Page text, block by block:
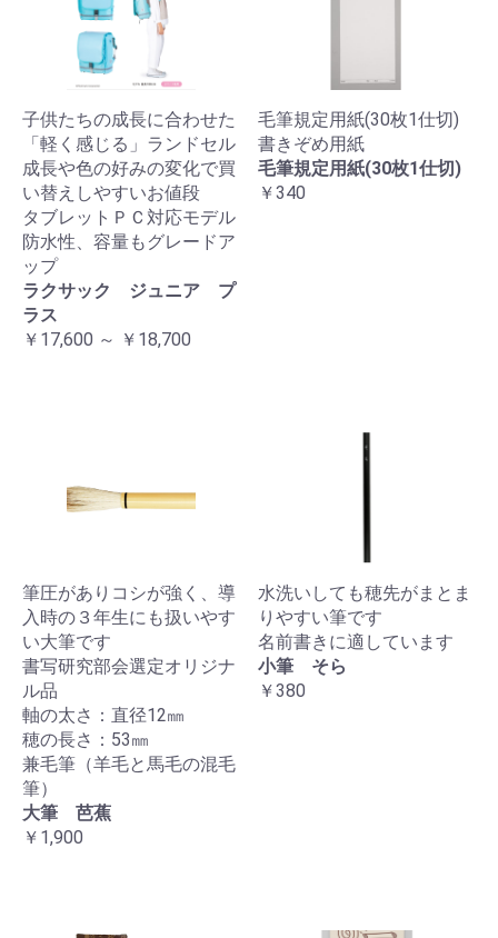
子供たちの成長に合わせた
「軽く感じる」ランドセル
成長や色の好みの変化で買
い替えしやすいお値段
タブレットＰＣ対応モデル
防水性、容量もグレードア
ップ
ラクサック ジュニア プ
ラス
￥17,600 ～ ￥18,700
毛筆規定用紙(30枚1仕切)
書きぞめ用紙
毛筆規定用紙(30枚1仕切)
￥340
筆圧がありコシが強く、導
入時の３年生にも扱いやす
い大筆です
書写研究部会選定オリジナ
ル品
軸の太さ：直径12㎜
穂の長さ：53㎜
兼毛筆（羊毛と馬毛の混毛
筆）
大筆 芭蕉
￥1,900
水洗いしても穂先がまとま
りやすい筆です
名前書きに適しています
小筆 そら
￥380